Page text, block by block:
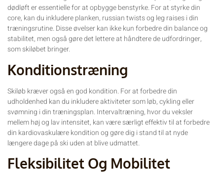
dødløft er essentielle for at opbygge benstyrke. For at styrke din
core, kan du inkludere planken, russian twists og leg raises i din
træningsrutine. Disse øvelser kan ikke kun forbedre din balance og
stabilitet, men også gøre det lettere at håndtere de udfordringer,
som skiløbet bringer.
Konditionstræning
Skiløb kræver også en god kondition. For at forbedre din
udholdenhed kan du inkludere aktiviteter som løb, cykling eller
svømning i din træningsplan. Intervaltræning, hvor du veksler
mellem høj og lav intensitet, kan være særligt effektiv til at forbedre
din kardiovaskulære kondition og gøre dig i stand til at nyde
længere dage på ski uden at blive udmattet.
Fleksibilitet Og Mobilitet